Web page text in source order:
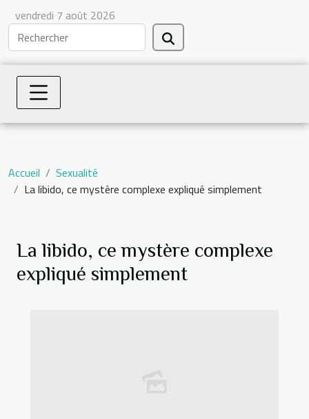
vendredi 7 août 2026
Accueil
Sexualité
La libido, ce mystère complexe expliqué simplement
La libido, ce mystère complexe
expliqué simplement